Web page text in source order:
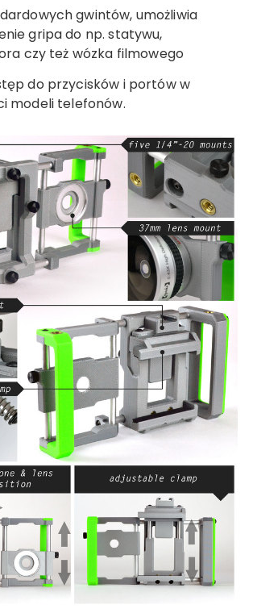
gwintów, umożliwia
gripa do np. statywu,
czy też wózka filmowego
do przycisków i portów w
modeli telefonów.